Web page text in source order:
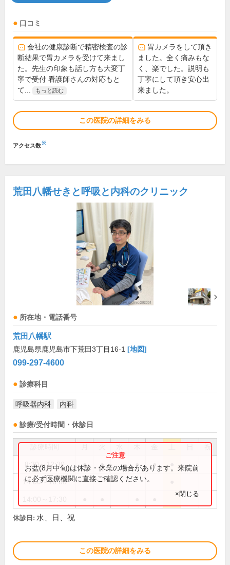
口コミ
会社の健康診断で精密検査の診
断結果で胃カメラを受けて来まし
た。先生の印象も話し方も大変丁
寧で受付 看護師さんの対応もと
て...
もっと読む
胃カメラをして頂き
ました。全く痛みもな
く、楽でした。説明も
丁寧にして頂き安心出
来ました。
この医院の詳細をみる
アクセス数※
荒田八幡せきと呼吸と内科のクリニック
所在地・電話番号
荒田八幡駅
鹿児島県鹿児島市下荒田3丁目16-1 [地図]
099-297-4600
診療科目
呼吸器内科 内科
診療/受付時間・休診日
祝
8:30～12:30 ● ● ● ●
14:00～16:00
お盆(8月中旬)は休診・休業の場合があります。来院前
に必ず医療機関に直接ご確認ください。
×閉じる
休診日: 水、日、祝
この医院の詳細をみる